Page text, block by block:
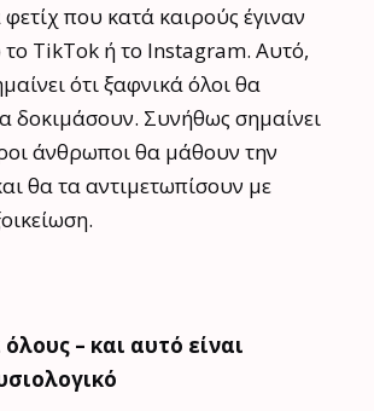
που κατά καιρούς έγιναν
TikTok ή το Instagram. Αυτό,
ότι ξαφνικά όλοι θα
δοκιμάσουν. Συνήθως σημαίνει
άνθρωποι θα μάθουν την
θα τα αντιμετωπίσουν με
όλους – και αυτό είναι